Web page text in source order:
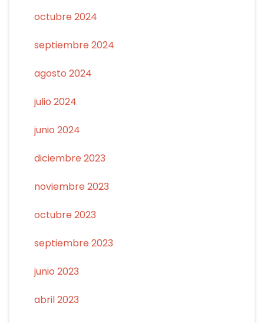
octubre 2024
septiembre 2024
agosto 2024
julio 2024
junio 2024
diciembre 2023
noviembre 2023
octubre 2023
septiembre 2023
junio 2023
abril 2023